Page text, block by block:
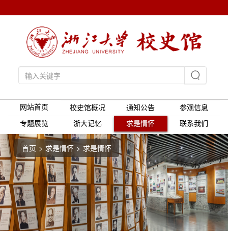
网站首页 校史馆概况 通知公告 参观信息
专题展览 浙大记忆 求是情怀 联系我们
首页 求是情怀 求是情怀